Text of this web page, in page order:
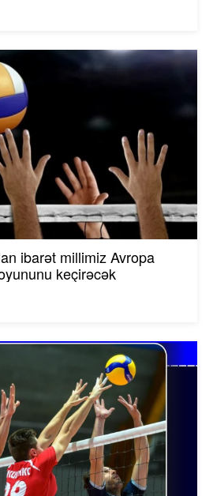
ibarət millimiz Avropa
keçirəcək